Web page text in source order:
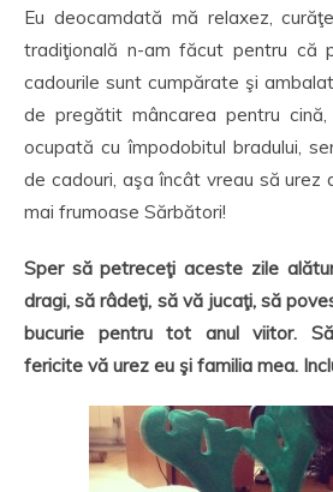
Eu deocamdată mă relaxez,
tradiţională n-am făcut pentru că
cadourile sunt cumpărate şi
de pregătit mâncarea pentru
ocupată cu împodobitul bradului,
de cadouri, aşa încât vreau să urez
mai frumoase Sărbători!
Sper să petreceţi aceste zile
dragi, să râdeţi, să vă jucaţi, să
bucurie pentru tot anul viitor.
fericite vă urez eu şi familia mea.